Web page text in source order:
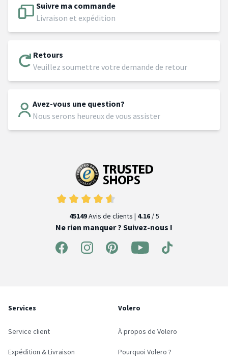
Suivre ma commande
Livraison et expédition
Retours
Veuillez soumettre votre demande de retour
Avez-vous une question?
Nous serons heureux de vous assister
45149Avis de clients | 4.16/ 5
Ne rien manquer ? Suivez-nous !
Services
Service client
Expédition & Livraison
Volero
À propos de Volero
Pourquoi Volero ?